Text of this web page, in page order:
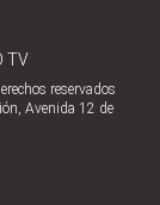
TV
reservados
Avenida 12 de